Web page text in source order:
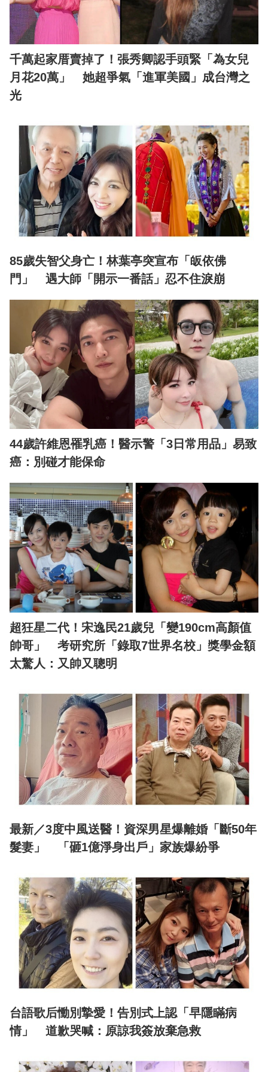
千萬起家厝賣掉了！張秀卿認手頭緊「為女兒
月花20萬」 她超爭氣「進軍美國」成台灣之
光
85歲失智父身亡！林葉亭突宣布「皈依佛
門」 遇大師「開示一番話」忍不住淚崩
44歲許維恩罹乳癌！醫示警「3日常用品」易致
癌：別碰才能保命
超狂星二代！宋逸民21歲兒「變190cm高顏值
帥哥」 考研究所「錄取7世界名校」獎學金額
太驚人：又帥又聰明
最新／3度中風送醫！資深男星爆離婚「斷50年
髮妻」 「砸1億淨身出戶」家族爆紛爭
台語歌后慟別摯愛！告別式上認「早隱瞞病
情」 道歉哭喊：原諒我簽放棄急救